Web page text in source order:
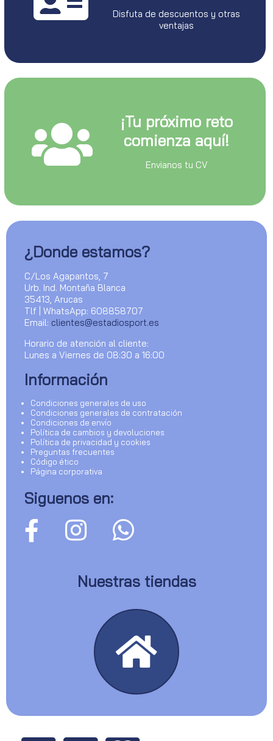
Disfuta de descuentos y otras
ventajas
¡Tu próximo reto
comienza aquí!
Envianos tu CV
¿Donde estamos?
C/Los Agapantos, 7
Urb. Ind. Montaña Blanca
35413, Arucas
Tlf | WhatsApp: 608858707
Email: clientes@estadiosport.es
Horario de atención al cliente:
Lunes a Viernes de 08:30 a 16:00
Información
Condiciones generales de uso
Condiciones generales de contratación
Condiciones de envío
Política de cambios y devoluciones
Política de privacidad y cookies
Preguntas frecuentes
Código ético
Página corporativa
Siguenos en:
Nuestras tiendas